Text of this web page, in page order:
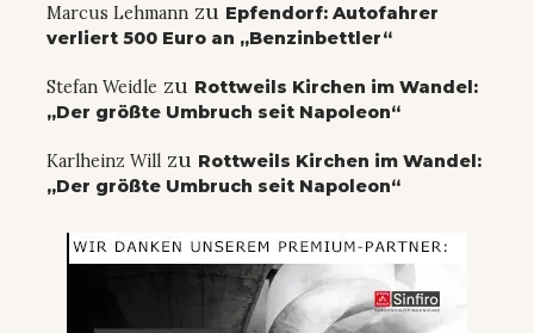
Marcus Lehmann zu Epfendorf: Autofahrer
verliert 500 Euro an „Benzinbettler“
Stefan Weidle zu Rottweils Kirchen im Wandel:
„Der größte Umbruch seit Napoleon“
Karlheinz Will zu Rottweils Kirchen im Wandel:
„Der größte Umbruch seit Napoleon“